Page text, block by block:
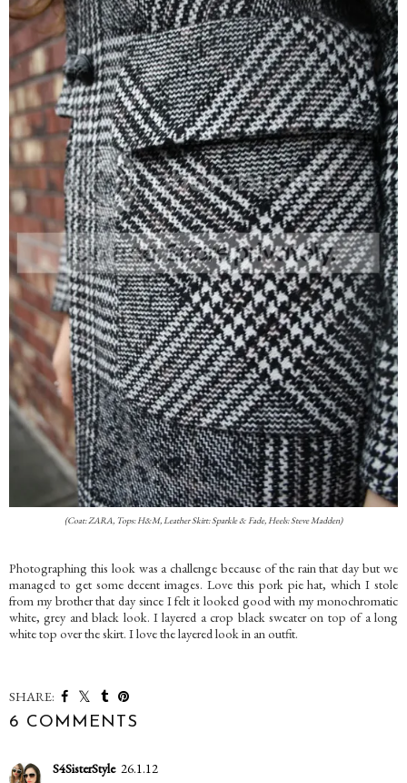
(Coat: ZARA, Tops: H&M, Leather Skirt: Sparkle & Fade, Heels: Steve Madden)
Photographing this look was a challenge because of the rain that day but we
managed to get some decent images. Love this pork pie hat, which I stole
from my brother that day since I felt it looked good with my monochromatic
white, grey and black look. I layered a crop black sweater on top of a long
white top over the skirt. I love the layered look in an outfit.
SHARE:
6 COMMENTS
S4SisterStyle 26.1.12